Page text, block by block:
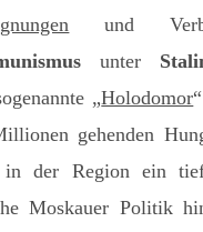
und
unter
„Holodomor
gehenden
der Region ein
Moskauer Politik